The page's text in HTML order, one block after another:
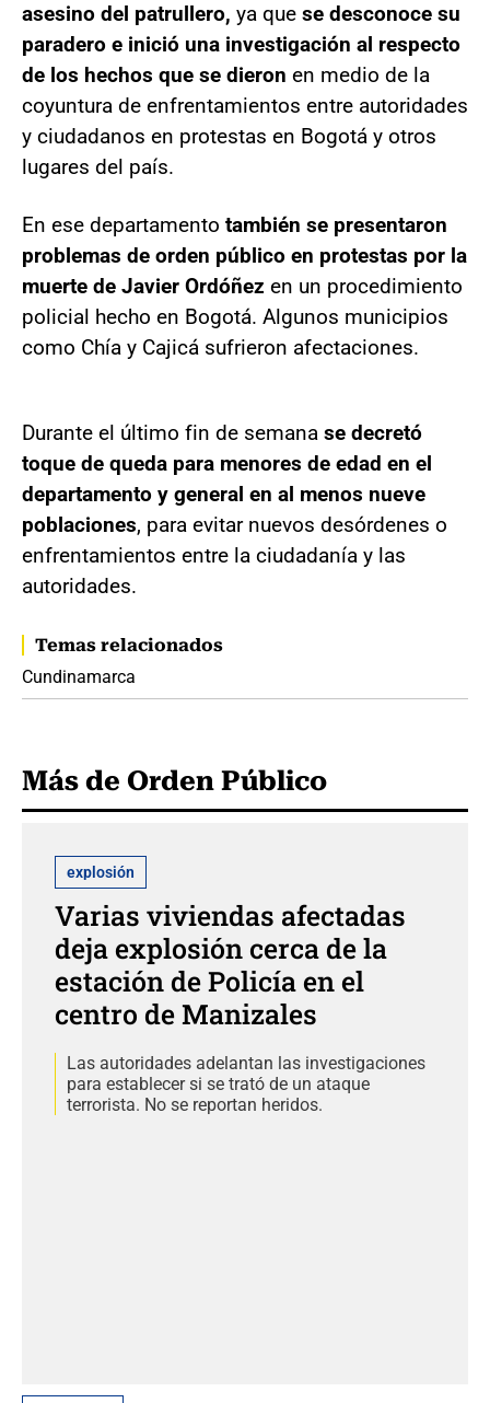
asesino del patrullero, ya que se desconoce su
paradero e inició una investigación al respecto
de los hechos que se dieron en medio de la
coyuntura de enfrentamientos entre autoridades
y ciudadanos en protestas en Bogotá y otros
lugares del país.
En ese departamento también se presentaron
problemas de orden público en protestas por la
muerte de Javier Ordóñez en un procedimiento
policial hecho en Bogotá. Algunos municipios
como Chía y Cajicá sufrieron afectaciones.
Durante el último fin de semana se decretó
toque de queda para menores de edad en el
departamento y general en al menos nueve
poblaciones, para evitar nuevos desórdenes o
enfrentamientos entre la ciudadanía y las
autoridades.
Temas relacionados
Cundinamarca
Más de Orden Público
explosión
Varias viviendas afectadas
deja explosión cerca de la
estación de Policía en el
centro de Manizales
Las autoridades adelantan las investigaciones
para establecer si se trató de un ataque
terrorista. No se reportan heridos.